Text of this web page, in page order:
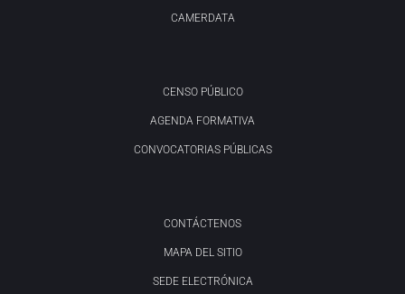
CAMERDATA
CENSO PÚBLICO
AGENDA FORMATIVA
CONVOCATORIAS PÚBLICAS
CONTÁCTENOS
MAPA DEL SITIO
SEDE ELECTRÓNICA